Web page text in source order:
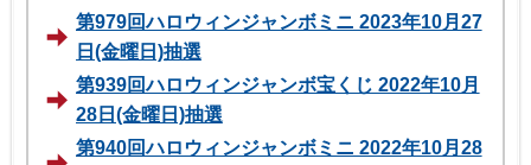
第979回ハロウィンジャンボミニ 2023年10月27
日(金曜日)抽選
第939回ハロウィンジャンボ宝くじ 2022年10月
28日(金曜日)抽選
第940回ハロウィンジャンボミニ 2022年10月28